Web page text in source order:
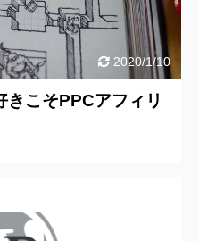
2020/1/10
きこそPPCアフィリ